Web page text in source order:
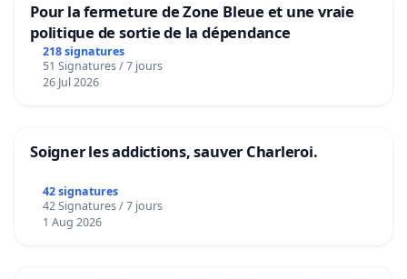
Pour la fermeture de Zone Bleue et une vraie
politique de sortie de la dépendance
218 signatures
51 Signatures / 7 jours
26 Jul 2026
Soigner les addictions, sauver Charleroi.
42 signatures
42 Signatures / 7 jours
1 Aug 2026